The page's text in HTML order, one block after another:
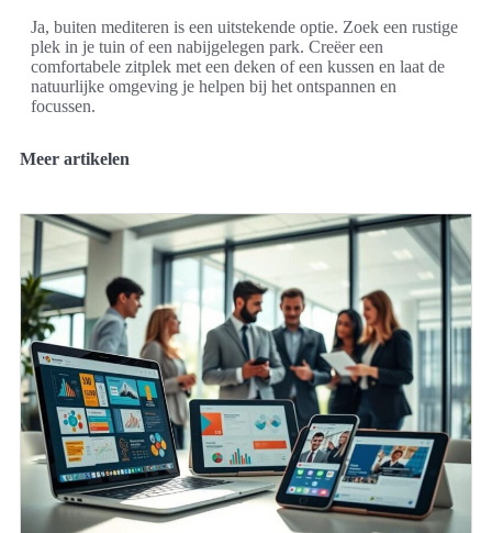
Ja, buiten mediteren is een uitstekende optie. Zoek een rustige
plek in je tuin of een nabijgelegen park. Creëer een
comfortabele zitplek met een deken of een kussen en laat de
natuurlijke omgeving je helpen bij het ontspannen en
focussen.
Meer artikelen